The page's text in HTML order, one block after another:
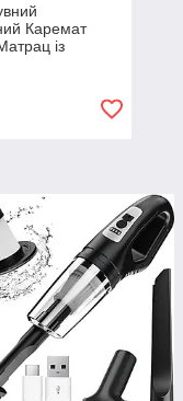
Каремат
із